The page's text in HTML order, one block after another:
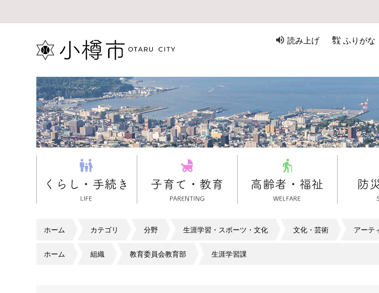
読み上げ ふりがな
ホーム カテゴリ 分野 生涯学習・スポーツ・文化 文化・芸術 アーテ
ホーム 組織 教育委員会教育部 生涯学習課